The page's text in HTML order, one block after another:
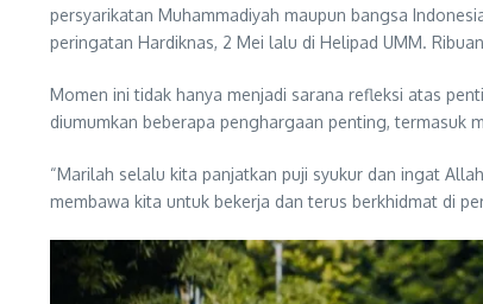
persyarikatan Muhammadiyah maupun bangsa
peringatan Hardiknas, 2 Mei lalu di Helipad UMM.
Momen ini tidak hanya menjadi sarana refleksi atas
diumumkan beberapa penghargaan penting, termasuk
“Marilah selalu kita panjatkan puji syukur dan ingat
membawa kita untuk bekerja dan terus berkhidmat di